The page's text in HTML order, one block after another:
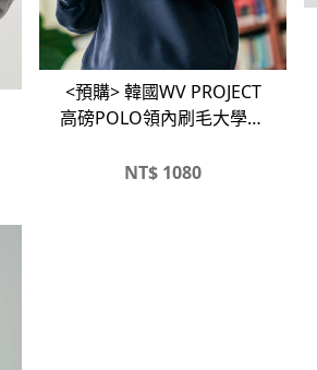
<預購> 韓國WV PROJECT
高磅POLO領內刷毛大學TX
NT$ 1080